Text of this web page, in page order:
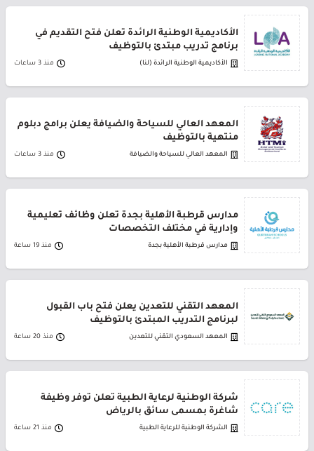
الأكاديمية الوطنية الرائدة تعلن فتح التقديم في
برنامج تدريب مبتدئ بالتوظيف
الأكاديمية الوطنية الرائدة (لنا) منذ 3 ساعات
المعهد العالي للسياحة والضيافة يعلن برامج دبلوم
منتهية بالتوظيف
المعهد العالي للسياحة والضيافة منذ 3 ساعات
مدارس قرطبة الأهلية بجدة تعلن وظائف تعليمية
وإدارية في مختلف التخصصات
مدارس قرطبة الأهلية بجدة منذ 19 ساعة
المعهد التقني للتعدين يعلن فتح باب القبول
لبرنامج التدريب المبتدئ بالتوظيف
المعهد السعودي التقني للتعدين منذ 20 ساعة
شركة الوطنية لرعاية الطبية تعلن توفر وظيفة
شاغرة بمسمى سائق بالرياض
الشركة الوطنية للرعاية الطبية منذ 21 ساعة